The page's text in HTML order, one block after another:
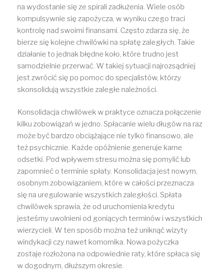
na wydostanie się ze spirali zadłużenia. Wiele osób
kompulsywnie się zapożycza, w wyniku czego traci
kontrolę nad swoimi finansami. Często zdarza się, że
bierze się kolejne chwilówki na spłatę zaległych. Takie
działanie to jednak błędne koło, które trudno jest
samodzielnie przerwać. W takiej sytuacji najrozsądniej
jest zwrócić się po pomoc do specjalistów, którzy
skonsolidują wszystkie zaległe należności.
Konsolidacja chwilówek w praktyce oznacza połączenie
kilku zobowiązań w jedno. Spłacanie wielu długów na raz
może być bardzo obciążające nie tylko finansowo, ale
też psychicznie. Każde opóźnienie generuje karne
odsetki. Pod wpływem stresu można się pomylić lub
zapomnieć o terminie spłaty. Konsolidacja jest nowym,
osobnym zobowiązaniem, które w całości przeznacza
się na uregulowanie wszystkich zaległości. Spłata
chwilówek sprawia, że od uruchomienia kredytu
jesteśmy uwolnieni od goniących terminów i wszystkich
wierzycieli. W ten sposób można też uniknąć wizyty
windykacji czy nawet komornika. Nowa pożyczka
zostaje rozłożona na odpowiednie raty, które spłaca się
w dogodnym, dłuższym okresie.